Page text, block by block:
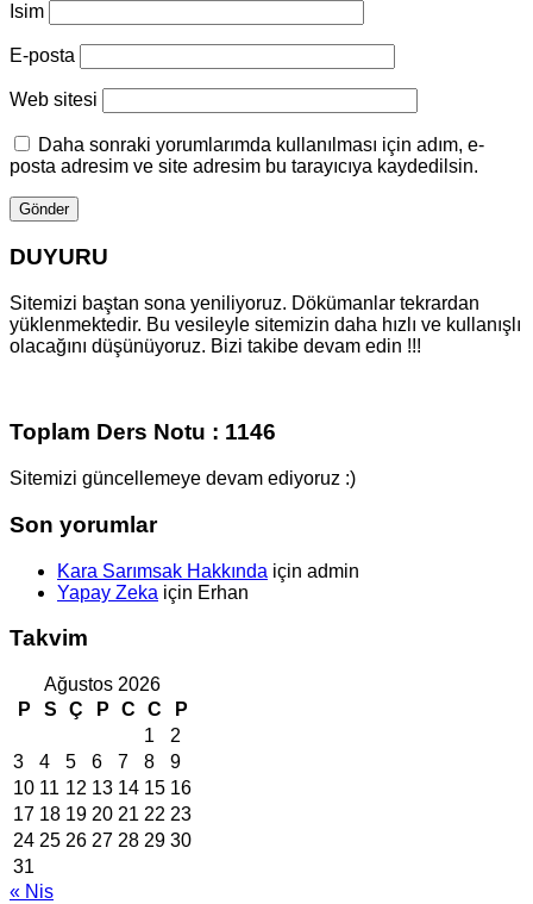
Isim
E-posta
Web sitesi
Daha sonraki yorumlarımda kullanılması için adım, e-
posta adresim ve site adresim bu tarayıcıya kaydedilsin.
DUYURU
Sitemizi baştan sona yeniliyoruz. Dökümanlar tekrardan
yüklenmektedir. Bu vesileyle sitemizin daha hızlı ve kullanışlı
olacağını düşünüyoruz. Bizi takibe devam edin !!!
Toplam Ders Notu : 1146
Sitemizi güncellemeye devam ediyoruz :)
Son yorumlar
Kara Sarımsak Hakkında için admin
Yapay Zeka için Erhan
Takvim
Ağustos 2026
P
S Ç P C C
P
1
2
3
4 5 6 7 8
9
10 11 12 13 14 15 16
17 18 19 20 21 22 23
24 25 26 27 28 29 30
31
« Nis